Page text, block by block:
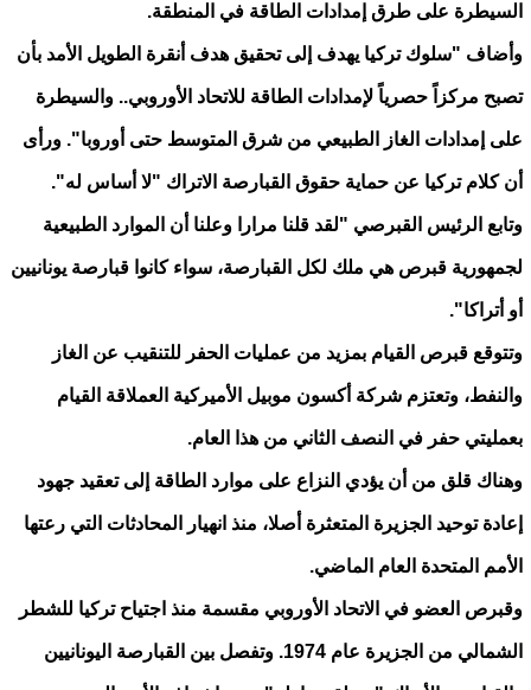
السيطرة على طرق إمدادات الطاقة في المنطقة.
وأضاف "سلوك تركيا يهدف إلى تحقيق هدف أنقرة الطويل الأمد بأن
تصبح مركزاً حصرياً لإمدادات الطاقة للاتحاد الأوروبي.. والسيطرة
على إمدادات الغاز الطبيعي من شرق المتوسط حتى أوروبا". ورأى
أن كلام تركيا عن حماية حقوق القبارصة الاتراك "لا أساس له".
وتابع الرئيس القبرصي "لقد قلنا مرارا وعلنا أن الموارد الطبيعية
لجمهورية قبرص هي ملك لكل القبارصة، سواء كانوا قبارصة يونانيين
أو أتراكا".
وتتوقع قبرص القيام بمزيد من عمليات الحفر للتنقيب عن الغاز
والنفط، وتعتزم شركة أكسون موبيل الأميركية العملاقة القيام
بعمليتي حفر في النصف الثاني من هذا العام.
وهناك قلق من أن يؤدي النزاع على موارد الطاقة إلى تعقيد جهود
إعادة توحيد الجزيرة المتعثرة أصلا، منذ انهيار المحادثات التي رعتها
الأمم المتحدة العام الماضي.
وقبرص العضو في الاتحاد الأوروبي مقسمة منذ اجتياح تركيا للشطر
الشمالي من الجزيرة عام 1974. وتفصل بين القبارصة اليونانيين